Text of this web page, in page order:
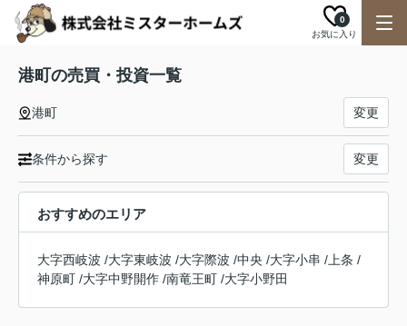
お気に入り
0
港町の売買・投資一覧
港町 変更
条件から探す 変更
おすすめのエリア
大字西岐波 /大字東岐波 /大字際波 /中央 /大字小串 / 上条 /
神原町 /大字中野開作 /南竜王町 /大字小野田